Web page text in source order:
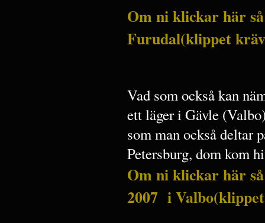
Om ni klickar här
Furudal(klippet
Vad som också kan
ett läger i Gävle
som man också deltar
Petersburg, dom kom
Om ni klickar här
2007 i